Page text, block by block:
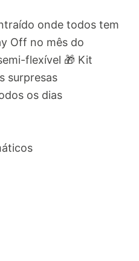
onde todos tem
Off no mês do
flexível 🎁 Kit
surpresas
os dias